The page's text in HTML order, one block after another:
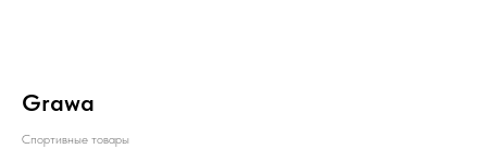
Grawa
Спортивные товары